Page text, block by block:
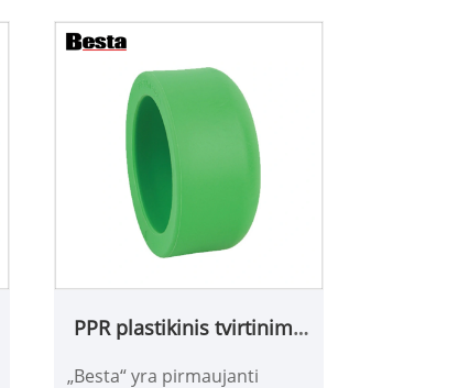
PPR plastikinis tvirtinimo
„Besta“ yra pirmaujanti